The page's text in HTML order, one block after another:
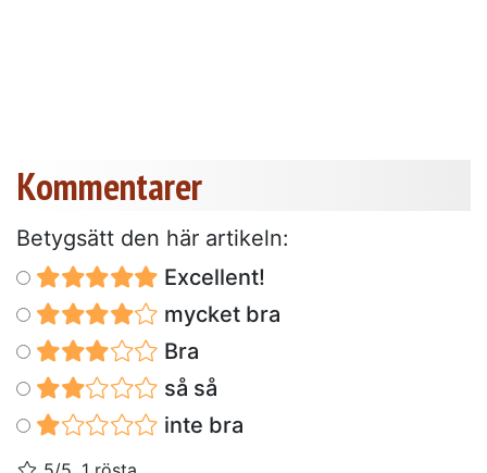
Kommentarer
Betygsätt den här artikeln:
Excellent!
mycket bra
Bra
så så
inte bra